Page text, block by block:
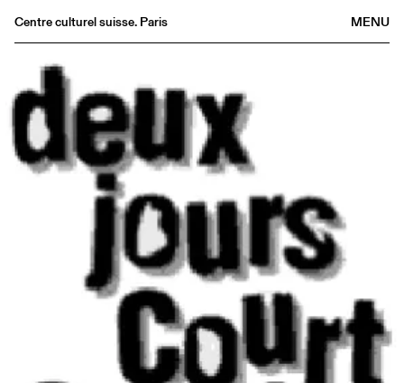
MENU
Centre culturel suisse. Paris
Bookshop
Buvette
Archives
Medias